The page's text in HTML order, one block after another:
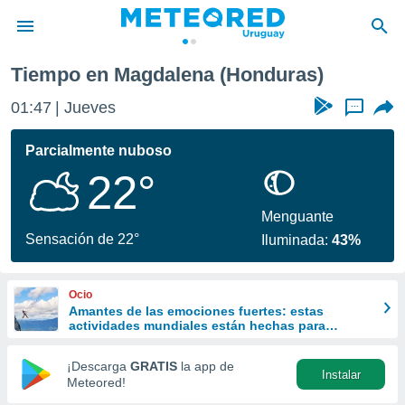
de
ha
que se
calidad.
a este
las
y
forma
digital
basada
Tiempo en Magdalena (Honduras)
01:47 Jueves ...
Parcialmente nuboso
22°
Sensación de 22°
Menguante
Iluminada:43%
Ocio
Amantes de las emociones fuertes: estas
actividades mundiales están hechas para
¡Descarga GRATIS la app de
Meteored!
Instalar